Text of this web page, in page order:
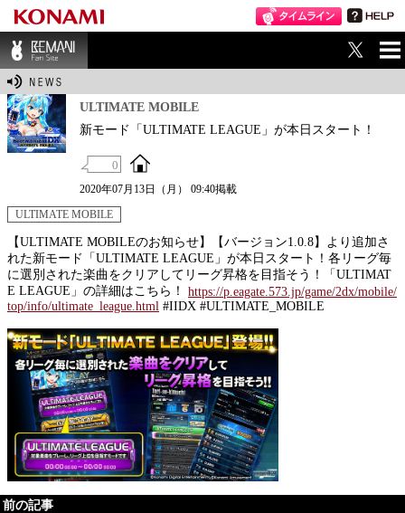
BEMANI Fan Sit
ULTIMATE MOBILE
新モード「ULTIMATE LEAGUE」が本日スタート！
0
2020年07月13日（月） 09:40掲載
ULTIMATE MOBILE
【ULTIMATE MOBILEのお知らせ】【バージョン1.0.8】より追加さ
れた新モード「ULTIMATE LEAGUE」が本日スタート！各リーグ毎
に選別された楽曲をクリアしてリーグ昇格を目指そう！「ULTIMAT
E LEAGUE」の詳細はこちら！ https://p.eagate.573.jp/game/2dx/mobile/
top/info/ultimate_league.html #IIDX #ULTIMATE_MOBILE
前の記事